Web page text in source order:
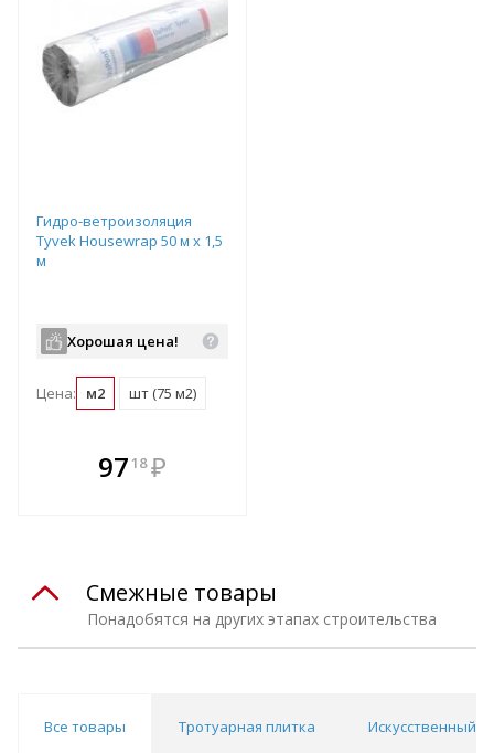
Гидро-ветроизоляция
Tyvek Housewrap 50 м х 1,5
м
Хорошая цена!
Цена: м2 шт (75 м2)
97 18 ₽
Понадобятся на других этапах строительства
Смежные товары
Все товары Тротуарная плитка Искусственный